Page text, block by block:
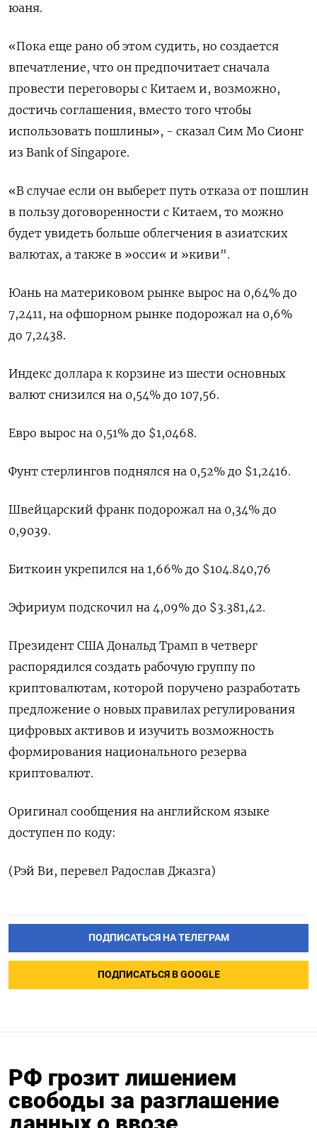
юаня.
«Пока еще рано об этом судить, но создается
впечатление, что он предпочитает сначала
провести переговоры с Китаем и, возможно,
достичь соглашения, вместо того чтобы
использовать пошлины», - сказал Сим Мо Сионг
из Bank of Singapore.
«В случае если он выберет путь отказа от пошлин
в пользу договоренности с Китаем, то можно
будет увидеть больше облегчения в азиатских
валютах, а также в »осси« и »киви".
Юань на материковом рынке вырос на 0,64% до​
7,2411, на офшорном рынке подорожал на 0,6%
до 7,2438.
Индекс доллара к корзине из шести основных
валют снизился на 0,54% до 107,56​.
Евро вырос на 0,51% до $1,0468​.
Фунт стерлингов поднялся на 0,52% до $1,2416​.
Швейцарский франк подорожал на 0,34% до
0,9039​.
Биткоин укрепился на 1,66% до $104.840,76
Эфириум подскочил на 4,09% до $3.381,42.
Президент США Дональд Трамп в четверг
распорядился создать рабочую группу по
криптовалютам, которой поручено разработать
предложение о новых правилах регулирования
цифровых активов и изучить возможность
формирования национального резерва
криптовалют.
Оригинал сообщения на английском языке
доступен по коду:
(Рэй Ви, перевел Радослав Джазга)
ПОДПИСАТЬСЯ НА ТЕЛЕГРАМ
ПОДПИСАТЬСЯ В GOOGLE
РФ грозит лишением
свободы за разглашение